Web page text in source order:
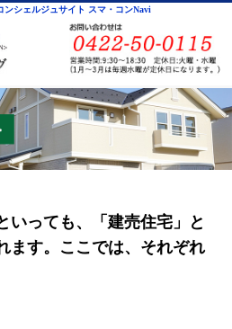
シェルジュサイト スマ・コンNavi
いっても、「建売住宅」と
ます。ここでは、それぞれ